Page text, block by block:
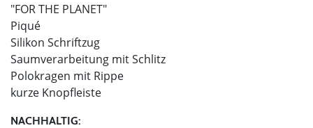
"FOR THE PLANET"
Piqué
Silikon Schriftzug
Saumverarbeitung mit Schlitz
Polokragen mit Rippe
kurze Knopfleiste
NACHHALTIG: